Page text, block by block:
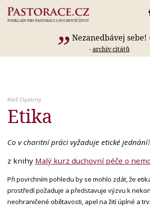
Nezanedbávej sebe!
-archív citátů
Aleš Opatrný
Etika
Co v charitní práci vyžaduje etické jednání?
z knihy Malý kurz duchovní péče o
Při povrchním pohledu by se mohlo zdát, že
prostředí požaduje a představuje výzvu k
neohraničené obětavosti, apel na žití úplné a